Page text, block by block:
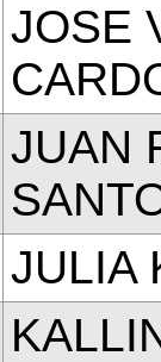
JOSE
JUAN
JULIA